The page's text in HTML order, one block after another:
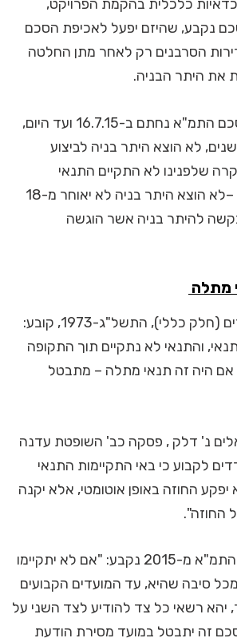
כלכלית בהקמת הפרויקט,
4.1.1.2 להסכם נקבע, שהיזם יפעל לאכיפת הסכם
הסרבנים רק לאחר מתן החלטה
את היתר הבניה.
במבחן התוצאה, הסכם התמ"א נחתם ב-16.7.15 ועד היום,
למרות שחלפו כ-6 שנים, לא הוצא היתר בניה לביצוע
שלפנינו לא התקיים התנאי
המתלה ב- 17.3.19 –לא הוצא היתר בניה לא יאוחר מ-18
להיתר בניה אשר הוגשה
סעיף 29 לחוק החוזים (חלק כללי), התשל"ג-1973, קובע:
והתנאי לא נתקיים תוך התקופה
היה זה תנאי מתלה – מתבטל
1363/04 צאלים נ' דלק , פסקה כב' השופטת עדנה
לקבוע כי באי התקיימות התנאי
החוזה באופן אוטומטי, אלא יקנה
החוזה".
בסעיף 4.2 להסכם התמ"א מ-2015 נקבע: "אם לא יתקיימו
סיבה שהיא, עד המועדים הקבועים
יהא רשאי כל צד להודיע לצד השני על
זה יתבטל במועד מסירת הודעת